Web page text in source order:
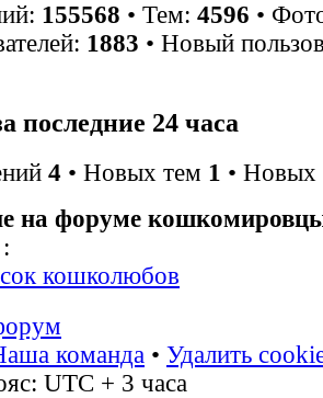
155568 • Тем: 4596 •
1883 • Новый
последние 24 часа
4 • Новых тем 1 • Новых
на форуме кошкомировцы
:
кошколюбов
команда • Удалить
UTC + 3 часа